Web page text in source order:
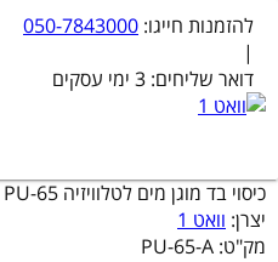
להזמנות חייגו: 050-7843000
|
דואר שליחים: 3 ימי עסקים
כיסוי בד מוגן מים לטלוויזיה PU-65
יצרן: וואט 1
מק"ט: PU-65-A